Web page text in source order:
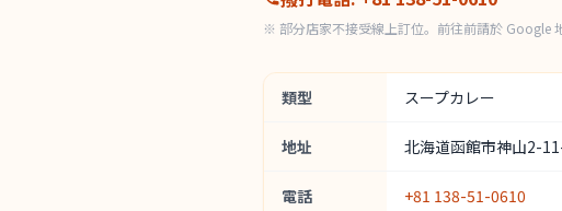
※ 部分店家不接受線上訂位。前往前請於 Google
類型 スープカレー
地址 北海道函館市神山2-
電話 +81 138-51-0610